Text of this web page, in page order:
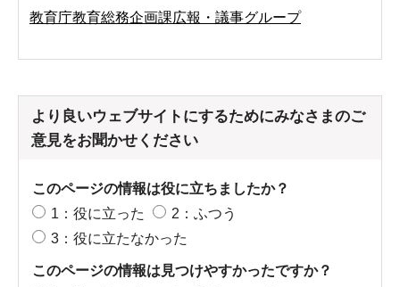
教育庁教育総務企画課広報・議事グループ
より良いウェブサイトにするためにみなさまのご
意見をお聞かせください
このページの情報は役に立ちましたか？
1：役に立った
2：ふつう
3：役に立たなかった
このページの情報は見つけやすかったですか？